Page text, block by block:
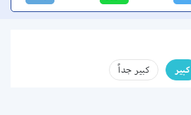
كبير كبير جداً